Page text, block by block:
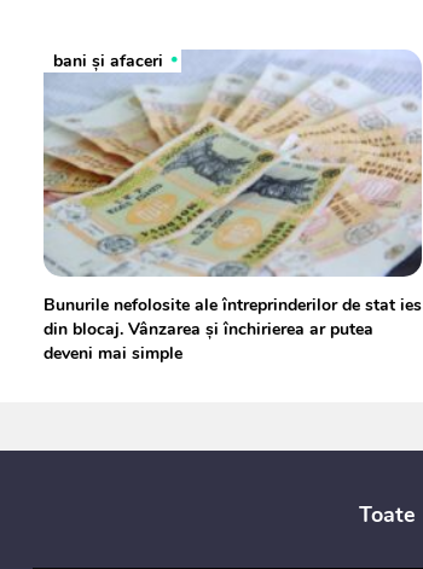
bani și afaceri
Bunurile nefolosite ale întreprinderilor de stat ies
din blocaj. Vânzarea și închirierea ar putea
deveni mai simple
Toate